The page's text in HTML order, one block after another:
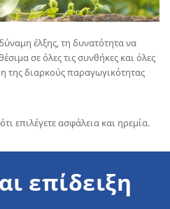
έλξης, τη δυνατότητα να
σε όλες τις συνθήκες και όλες
της διαρκούς παραγωγικότητας
επιλέγετε ασφάλεια και ηρεμία.
επίδειξη